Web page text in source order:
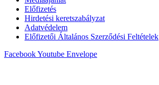
Előfizetés
Hirdetési keretszabályzat
Adatvédelem
Előfizetői Általános Szerződési Feltételek
FacebookYoutube Envelope